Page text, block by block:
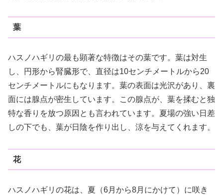
葉
ハスノハギリの最も顕著な特徴はその葉です。葉は対生
し、円形から腎臓形で、直径は10センチメートルから20
センチメートルにもなります。葉の表面は光沢があり、裏
面には腺点が密生しています。この腺点が、葉を揉むと独
特な香りを放つ原因とも言われています。夏場の強い日差
しの下でも、葉が日陰を作り出し、涼を与えてくれます。
花
ハスノハギリの花は、夏（6月から8月にかけて）に咲き